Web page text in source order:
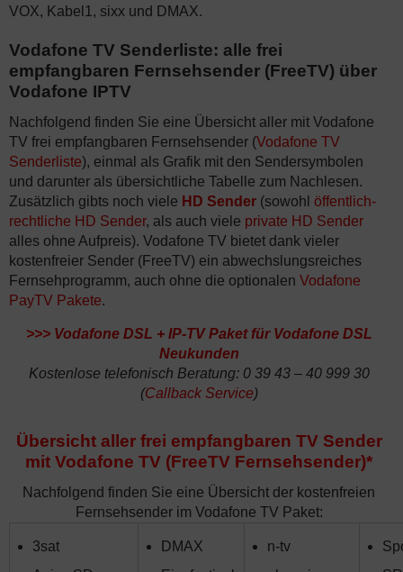
VOX, Kabel1, sixx und DMAX.
Vodafone TV Senderliste: alle frei
empfangbaren Fernsehsender (FreeTV) über
Vodafone IPTV
Nachfolgend finden Sie eine Übersicht aller mit Vodafone
TV frei empfangbaren Fernsehsender (Vodafone TV
Senderliste), einmal als Grafik mit den Sendersymbolen
und darunter als übersichtliche Tabelle zum Nachlesen.
Zusätzlich gibts noch viele HD Sender (sowohl öffentlich-
rechtliche HD Sender, als auch viele private HD Sender
alles ohne Aufpreis). Vodafone TV bietet dank vieler
kostenfreier Sender (FreeTV) ein abwechslungsreiches
Fernsehprogramm, auch ohne die optionalen Vodafone
PayTV Pakete.
>>> Vodafone DSL + IP-TV Paket für Vodafone DSL
Neukunden
Kostenlose telefonisch Beratung: 0 39 43 – 40 999 30
(Callback Service)
Übersicht aller frei empfangbaren TV Sender
mit Vodafone TV (FreeTV Fernsehsender)*
Nachfolgend finden Sie eine Übersicht der kostenfreien
Fernsehsender im Vodafone TV Paket:
3sat
DMAX
n-tv